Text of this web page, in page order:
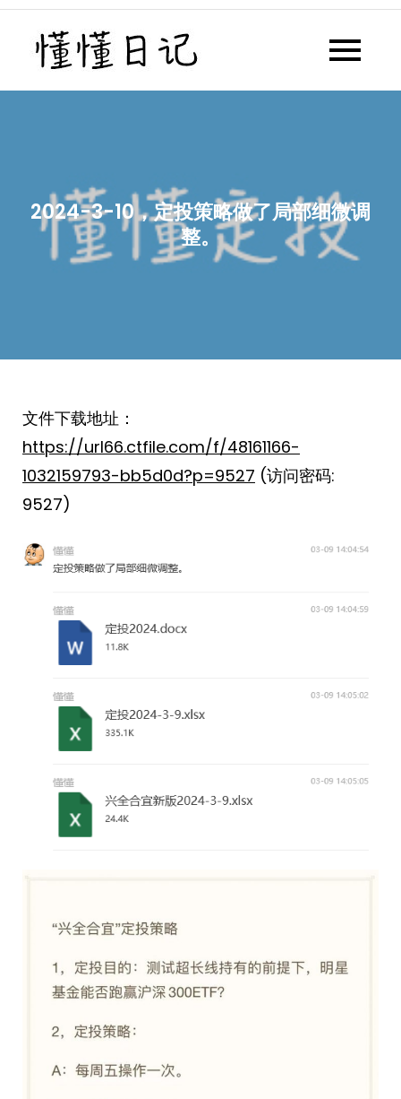
Skip
content
懂懂日记网每天同步更新懂懂学
2024-3-10，定投策略做了局部细微调
整。
文件下载地址：
https://url66.ctfile.com/f/48161166-
1032159793-bb5d0d?p=9527 (访问密码:
9527)